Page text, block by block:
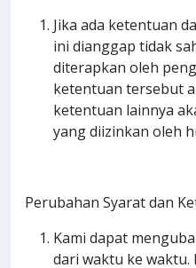
Jika ada ketentuan
ini dianggap tidak
diterapkan oleh
ketentuan tersebut
ketentuan lainnya
yang diizinkan oleh
Perubahan Syarat dan
Kami dapat
dari waktu ke waktu.